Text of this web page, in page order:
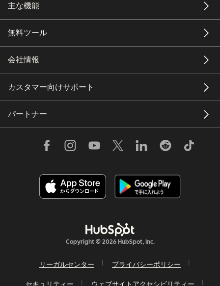
主な機能
無料ツール
会社情報
カスタマー向けサポート
パートナー
Copyright © 2026 HubSpot, Inc.
リーガルセンター プライバシーポリシー
セキュリティー ウェブサイトアクセシビリティー